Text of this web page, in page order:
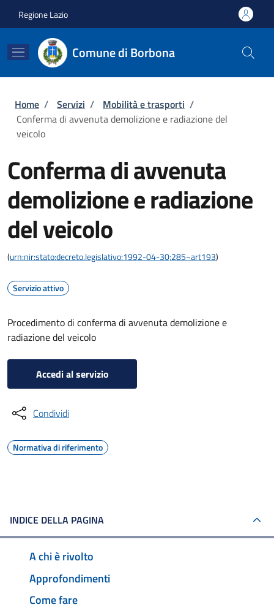
Regione Lazio
Comune di Borbona
Briciole di pane
Home / Servizi / Mobilità e trasporti /
Conferma di avvenuta demolizione e radiazione del
veicolo
Conferma di avvenuta
demolizione e radiazione
del veicolo
(urn:nir:stato:decreto.legislativo:1992-04-30;285~art193)
Servizio attivo
Procedimento di conferma di avvenuta demolizione e
radiazione del veicolo
Accedi al servizio
Condividi
Normativa di riferimento
INDICE DELLA PAGINA
A chi è rivolto
Approfondimenti
Come fare